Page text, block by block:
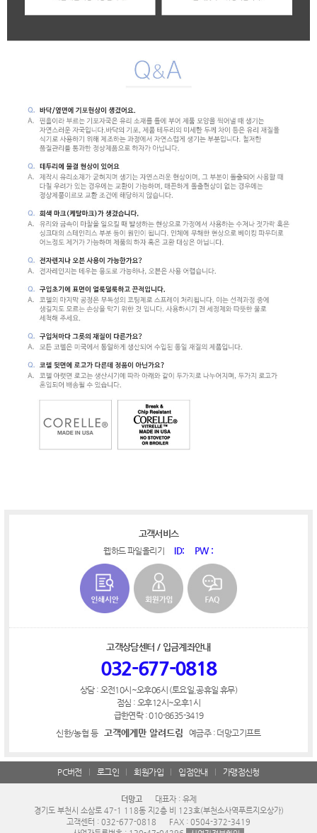
고객서비스
웹하드 파일올리기 ID: PW :
고객상담센터 / 입금계좌안내
032-677-0818
상담 : 오전10시~오후06시 (토요일,공휴일 휴무)
점심 : 오후12시~오후1시
급한연락 : 010-8635-3419
신한/농협 등
고객에게만 알려드림 예금주 : 더망고기프트
PC버전 로그인 회원가입 입점안내 가맹점신청
더망고
대표자 : 유제
경기도 부천시 소삼로 47-1 118동 지2층 비 123호(부천소사역푸르지오상가)
고객센터 : 032-677-0818
FAX : 0504-372-3419